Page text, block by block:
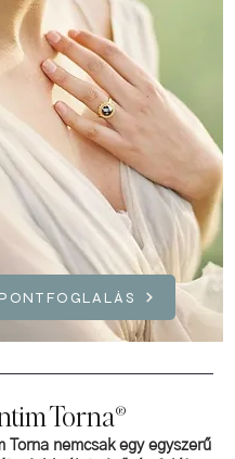
Torna®
Torna nemcsak egy egyszerű